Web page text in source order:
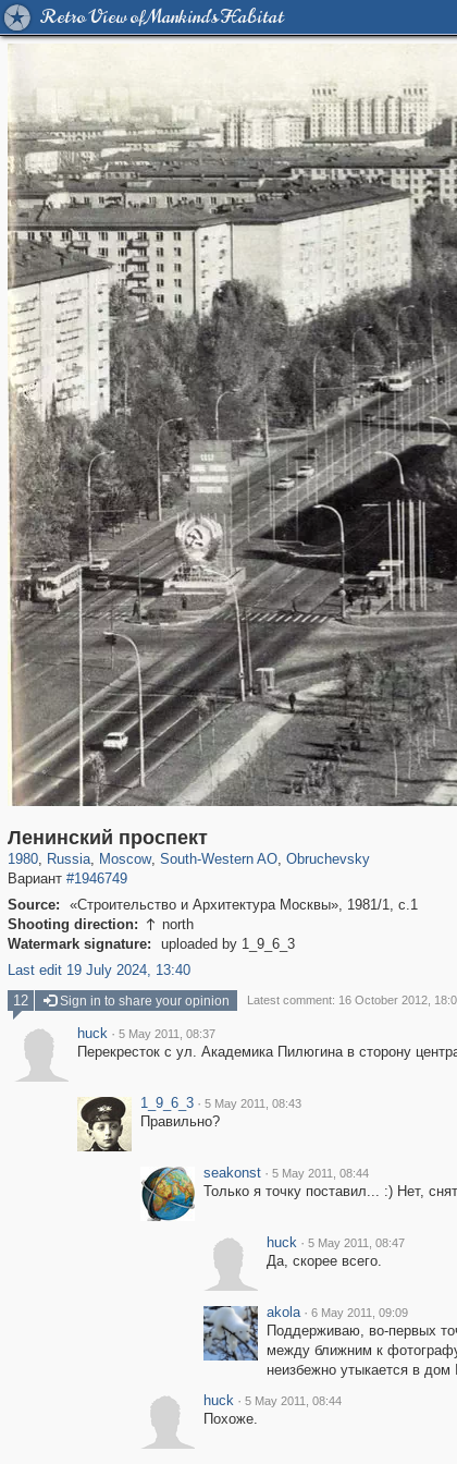
Retro View of Mankind's Habitat
Ленинский проспект
1980, Russia
1,407,373 29,248
, Moscow
319,882 8,286
, South-Western AO
12,414
, Obruchevsky
Вариант #1946749
Source:
«Строительство и Архитектура Москвы», 1981/1, с.1
Shooting direction:  north
Watermark signature:
uploaded by 1_9_6_3
Last edit 19 July 2024, 13:40
12 Sign in to share your opinion Latest comment: 16 October 2012,
huck · 5 May 2011, 08:37
Перекресток с ул. Академика Пилюгина в сторону
1_9_6_3 · 5 May 2011, 08:43
Правильно?
seakonst · 5 May 2011, 08:44
Только я точку поставил... :) Нет,
huck · 5 May 2011, 08:47
Да, скорее всего.
akola · 6 May 2011, 09:09
Поддерживаю, во-первых
между ближним к
неизбежно утыкается в
huck · 5 May 2011, 08:44
Похоже.